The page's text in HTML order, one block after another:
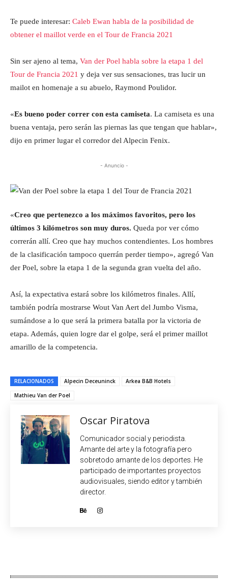
Te puede interesar: Caleb Ewan habla de la posibilidad de
obtener el maillot verde en el Tour de Francia 2021
Sin ser ajeno al tema, Van der Poel habla sobre la etapa 1 del
Tour de Francia 2021 y deja ver sus sensaciones, tras lucir un
mailot en homenaje a su abuelo, Raymond Poulidor.
«Es bueno poder correr con esta camiseta. La camiseta es una
buena ventaja, pero serán las piernas las que tengan que hablar»,
dijo en primer lugar el corredor del Alpecin Fenix.
- Anuncio -
«Creo que pertenezco a los máximos favoritos, pero los
últimos 3 kilómetros son muy duros. Queda por ver cómo
correrán allí. Creo que hay muchos contendientes. Los hombres
de la clasificación tampoco querrán perder tiempo», agregó Van
der Poel, sobre la etapa 1 de la segunda gran vuelta del año.
Así, la expectativa estará sobre los kilómetros finales. Allí,
también podría mostrarse Wout Van Aert del Jumbo Visma,
sumándose a lo que será la primera batalla por la victoria de
etapa. Además, quien logre dar el golpe, será el primer maillot
amarillo de la competencia.
RELACIONADOS Alpecin Deceuninck
Arkea B&B Hotels
Mathieu Van der Poel
Oscar Piratova
Comunicador social y periodista.
Amante del arte y la fotografía pero
sobretodo amante de los deportes. He
participado de importantes proyectos
audiovisuales, siendo editor y también
director.